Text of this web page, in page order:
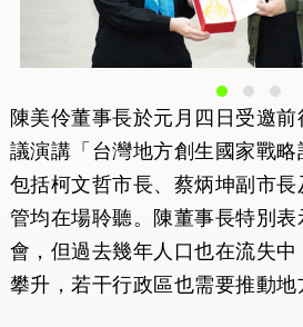
陳美伶董事長於元月四日受邀
議演講「台灣地方創生國家戰略
包括柯文哲市長、蔡炳坤副市
管均在場聆聽。陳董事長特別
會，但過去幾年人口也在流失
攀升，若干行政區也需要推動地